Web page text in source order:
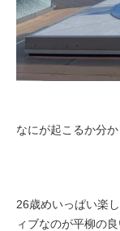
なにが起こるか分か
26歳めいっぱい楽
ィブなのが平柳の良